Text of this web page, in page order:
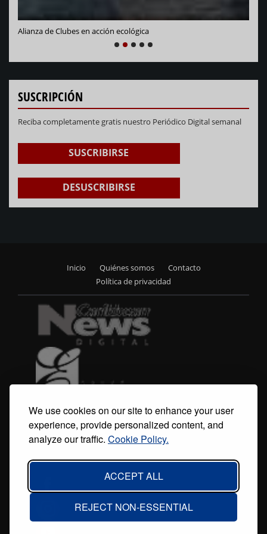
We use cookies on our site to enhance your user
experience, provide personalized content, and
analyze our traffic. Cookie Policy.
ACCEPT ALL
REJECT NON-ESSENTIAL
Alianza de Clubes en acción ecológica
PREVIOUS
SUSCRIPCIÓN
Reciba completamente gratis nuestro Periódico Digital semanal
SUSCRIBIRSE
DESUSCRIBIRSE
menu
Inicio Quiénes somos
Contacto
Política de privacidad